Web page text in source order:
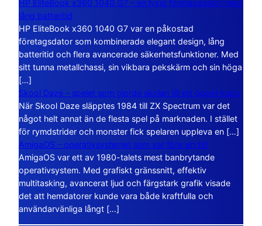
HP EliteBook x360 1040 G7 – en lyxig företagsdator med
lång batteritid
HP EliteBook x360 1040 G7 var en påkostad
företagsdator som kombinerade elegant design, lång
batteritid och flera avancerade säkerhetsfunktioner. Med
sitt tunna metallchassi, sin vikbara pekskärm och sin höga
[…]
Skool Daze – spelet som gjorde skolan till ett öppet kaos
När Skool Daze släpptes 1984 till ZX Spectrum var det
något helt annat än de flesta spel på marknaden. I stället
för rymdstrider och monster fick spelaren uppleva en […]
AmigaOS – operativsystemet som var före sin tid
AmigaOS var ett av 1980-talets mest banbrytande
operativsystem. Med grafiskt gränssnitt, effektiv
multitasking, avancerat ljud och färgstark grafik visade
det att hemdatorer kunde vara både kraftfulla och
användarvänliga långt […]